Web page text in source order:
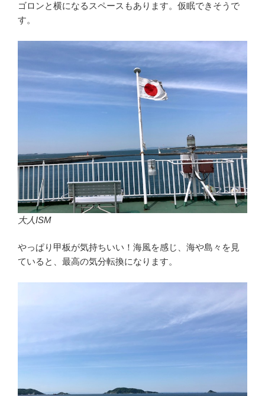
ゴロンと横になるスペースもあります。仮眠できそうで
す。
大人ISM
やっぱり甲板が気持ちいい！海風を感じ、海や島々を見
ていると、最高の気分転換になります。